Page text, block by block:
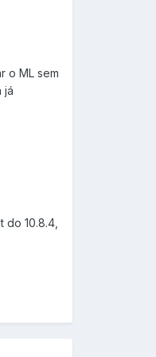
o ML sem
já
10.8.4,